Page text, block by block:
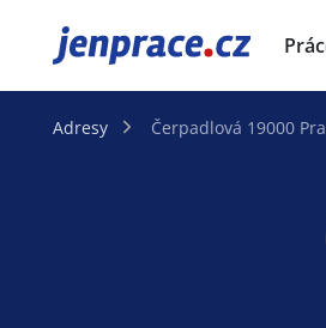
JenPráce.cz
Adresy Čerpadlová 19000